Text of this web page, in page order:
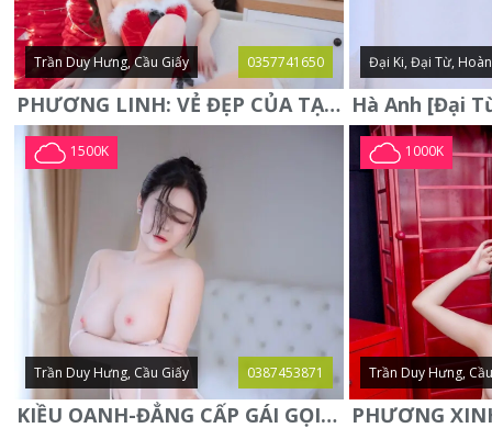
Trần Duy Hưng, Cầu Giấy 0357741650
PHƯƠNG LINH: VẺ ĐẸP CỦA TẠO HÓA, XINH ĐẸP, SEXY, QUYỄN RŨ
Đại Ki, Đại Từ,
1500K
Trần Duy Hưng, Cầu Giấy 0387453871
KIỀU OANH-ĐẲNG CẤP GÁI GỌI XINH SANG-NGOAN NGOÃN
1000K
Trần Duy Hưng,